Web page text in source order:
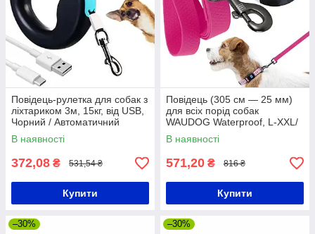
Повідець-рулетка для собак з
ліхтариком 3м, 15кг, від USB,
Чорний / Автоматичний
повідець / Повідець для
собаки
В наявності
372,08 ₴ 531,54 ₴
Купити
Повідець (305 см — 25 мм)
для всіх порід собак
WAUDOG Waterproof, L-XXL/
Водостійкий повідець для
прогулянок
В наявності
571,20 ₴ 816 ₴
Купити
–30% –30%